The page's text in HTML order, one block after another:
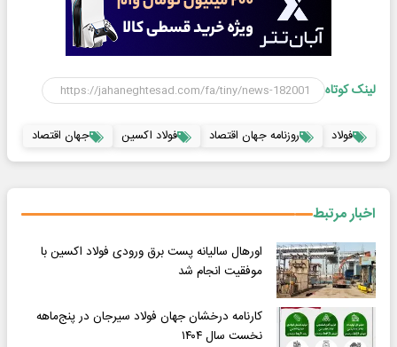
لینک کوتاه
فولاد روزنامه جهان اقتصاد فولاد اکسین جهان اقتصاد
اخبار مرتبط
اورهال سالیانه پست برق ورودی فولاد اکسین با
موفقیت انجام شد
کارنامه درخشان جهان فولاد سیرجان در پنج‌ماهه
نخست سال ۱۴۰۴